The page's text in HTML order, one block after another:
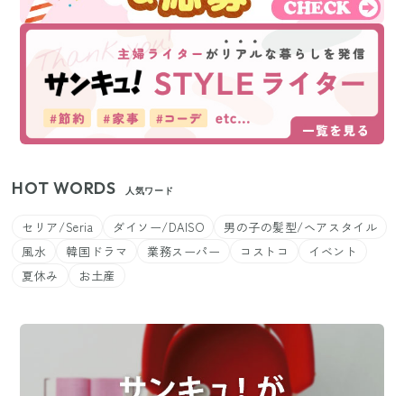
HOT WORDS 人気ワード
セリア/Seria ダイソー/DAISO
男の子の髪型/ヘアスタイル
風水
韓国ドラマ 業務スーパー コストコ
イベント
夏休み
お土産